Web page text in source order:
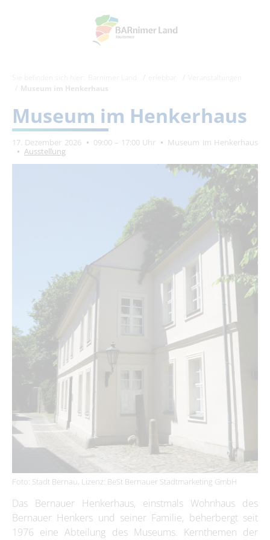
Museum im Henkerhaus
Museum im Henkerhaus
17. Dezember 2026 09:00 – 17:00 Uhr
Museum im Henkerhaus
Ausstellung
Foto: Stadt Bernau, Lizenz: BeSt Bernauer Stadtmarketing GmbH
Das Bernauer Henkerhaus, einstmals Wohnhaus des
Bernauer Henkers und seiner Familie, beherbergt seit
1976 eine Abteilung des Museums. Kernthemen der